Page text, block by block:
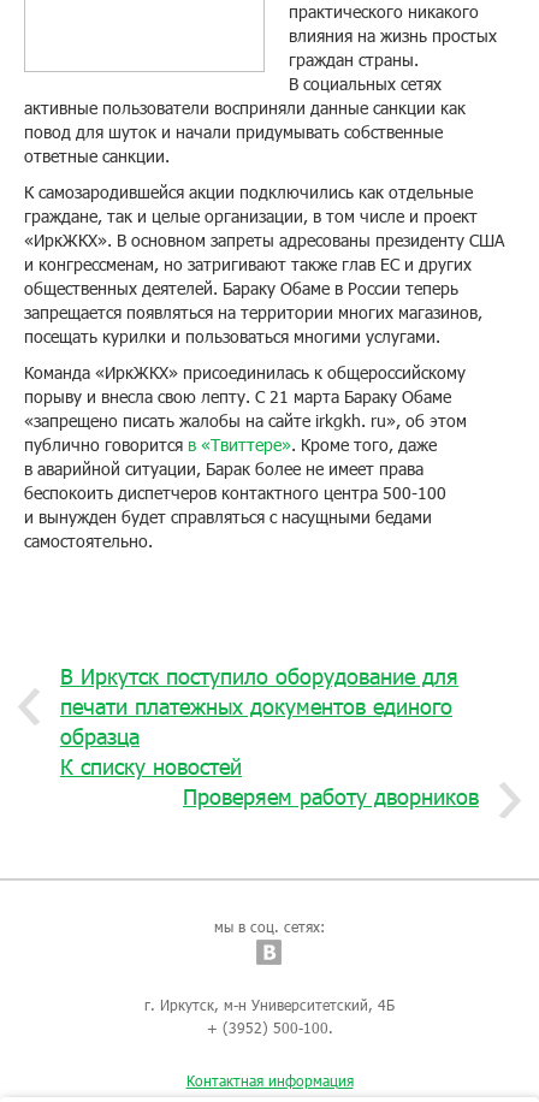
практического никакого
влияния на жизнь простых
граждан страны.
В социальных сетях
активные пользователи восприняли данные санкции как
повод для шуток и начали придумывать собственные
ответные санкции.
К самозародившейся акции подключились как отдельные
граждане, так и целые организации, в том числе и проект
«ИркЖКХ». В основном запреты адресованы президенту США
и конгрессменам, но затригивают также глав ЕС и других
общественных деятелей. Бараку Обаме в России теперь
запрещается появляться на территории многих магазинов,
посещать курилки и пользоваться многими услугами.
Команда «ИркЖКХ» присоединилась к общероссийскому
порыву и внесла свою лепту. С 21 марта Бараку Обаме
«запрещено писать жалобы на сайте irkgkh. ru», об этом
публично говорится в «Твиттере». Кроме того, даже
в аварийной ситуации, Барак более не имеет права
беспокоить диспетчеров контактного центра 500-100
и вынужден будет справляться с насущными бедами
самостоятельно.
В Иркутск поступило оборудование для
печати платежных документов единого
образца
К списку новостей
Проверяем работу дворников
мы в соц. сетях:
г. Иркутск, м-н Университетский, 4Б
+ (3952) 500-100.
Контактная информация